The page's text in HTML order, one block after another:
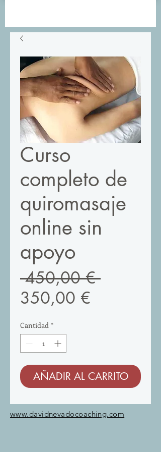
Curso
completo de
quiromasaje
online sin
apoyo
450,00 € Precio
350,00 €
Cantidad *
AÑADIR AL CARRITO
www.davidnevadocoaching.com